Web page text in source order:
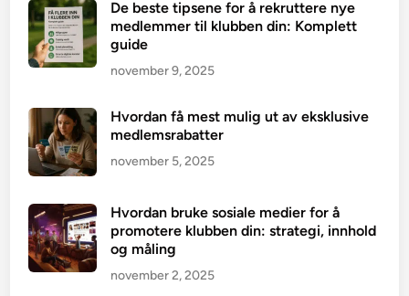
De beste tipsene for å rekruttere nye
medlemmer til klubben din: Komplett
guide
november 9, 2025
Hvordan få mest mulig ut av eksklusive
medlemsrabatter
november 5, 2025
Hvordan bruke sosiale medier for å
promotere klubben din: strategi, innhold
og måling
november 2, 2025